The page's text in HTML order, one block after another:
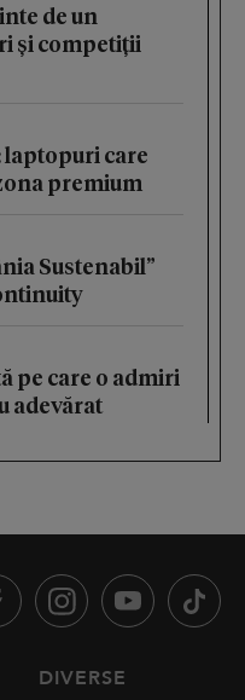
de un
și competiții
care
premium
Sustenabil”
pe care o admiri
adevărat
DIVERSE